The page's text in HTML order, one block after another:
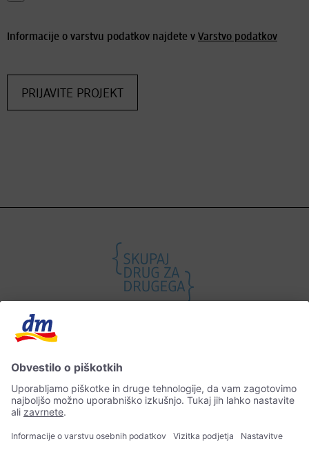
Informacije o varstvu podatkov najdete v Varstvo podatkov
PRIJAVITE PROJEKT